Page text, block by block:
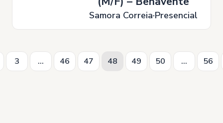
Samora Correia Presencial
3 ... 46 47 48 49 50 ... 56